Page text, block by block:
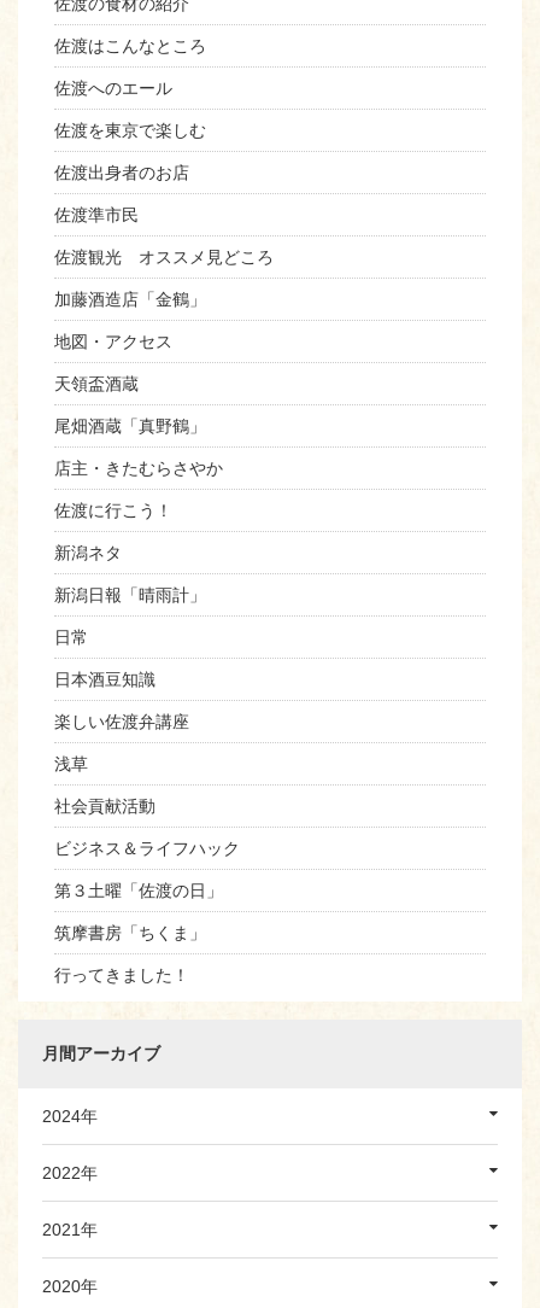
佐渡の食材の紹介
佐渡はこんなところ
佐渡へのエール
佐渡を東京で楽しむ
佐渡出身者のお店
佐渡準市民
佐渡観光 オススメ見どころ
加藤酒造店「金鶴」
地図・アクセス
天領盃酒蔵
尾畑酒蔵「真野鶴」
店主・きたむらさやか
佐渡に行こう！
新潟ネタ
新潟日報「晴雨計」
日常
日本酒豆知識
楽しい佐渡弁講座
浅草
社会貢献活動
ビジネス＆ライフハック
第３土曜「佐渡の日」
筑摩書房「ちくま」
行ってきました！
月間アーカイブ
2024年
2022年
2021年
2020年